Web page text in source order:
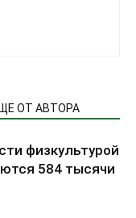
ОТ АВТОРА
физкультурой
584 тысячи